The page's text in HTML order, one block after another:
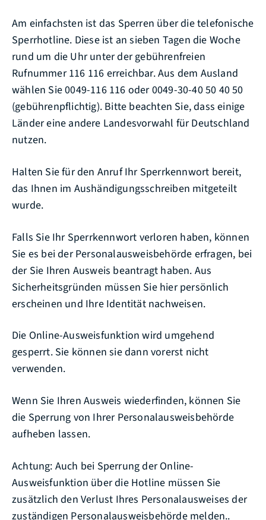
Am einfachsten ist das Sperren über die telefonische
Sperrhotline. Diese ist an sieben Tagen die Woche
rund um die Uhr unter der gebührenfreien
Rufnummer 116 116 erreichbar. Aus dem Ausland
wählen Sie 0049-116 116 oder 0049-30-40 50 40 50
(gebührenpflichtig). Bitte beachten Sie, dass einige
Länder eine andere Landesvorwahl für Deutschland
nutzen.
Halten Sie für den Anruf Ihr Sperrkennwort bereit,
das Ihnen im Aushändigungsschreiben mitgeteilt
wurde.
Falls Sie Ihr Sperrkennwort verloren haben, können
Sie es bei der Personalausweisbehörde erfragen, bei
der Sie Ihren Ausweis beantragt haben. Aus
Sicherheitsgründen müssen Sie hier persönlich
erscheinen und Ihre Identität nachweisen.
Die Online-Ausweisfunktion wird umgehend
gesperrt. Sie können sie dann vorerst nicht
verwenden.
Wenn Sie Ihren Ausweis wiederfinden, können Sie
die Sperrung von Ihrer Personalausweisbehörde
aufheben lassen.
Achtung: Auch bei Sperrung der Online-
Ausweisfunktion über die Hotline müssen Sie
zusätzlich den Verlust Ihres Personalausweises der
zuständigen Personalausweisbehörde melden..